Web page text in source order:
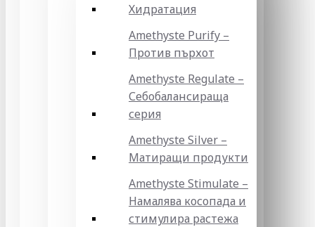
Хидратация
Amethyste Purify –
Против пърхот
Amethyste Regulate –
Себобалансираща
серия
Amethyste Silver –
Матиращи продукти
Amethyste Stimulate –
Намалява косопада и
стимулира растежа